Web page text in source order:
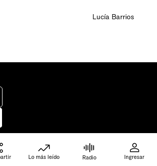
Lucía Barrios
Lo más leído Radio Ingresar